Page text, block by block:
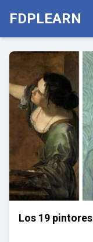
FDPLEARN
Los 19